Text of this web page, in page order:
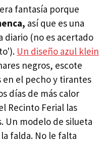
fantasía porque
así que es una
diario (no es acertado
Un diseño azul klein
negros, escote
el pecho y tirantes
días de más calor
Recinto Ferial las
Un modelo de silueta
falda. No le falta